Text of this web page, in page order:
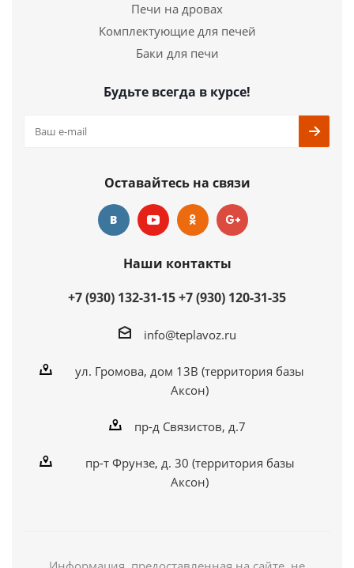
Печи на дровах
Комплектующие для печей
Баки для печи
Будьте всегда в курсе!
Оставайтесь на связи
Наши контакты
+7 (930) 132-31-15+7 (930) 120-31-35
info@teplavoz.ru
ул. Громова, дом 13В (территория базы
Аксон)
пр-д Связистов, д.7
пр-т Фрунзе, д. 30 (территория базы
Аксон)